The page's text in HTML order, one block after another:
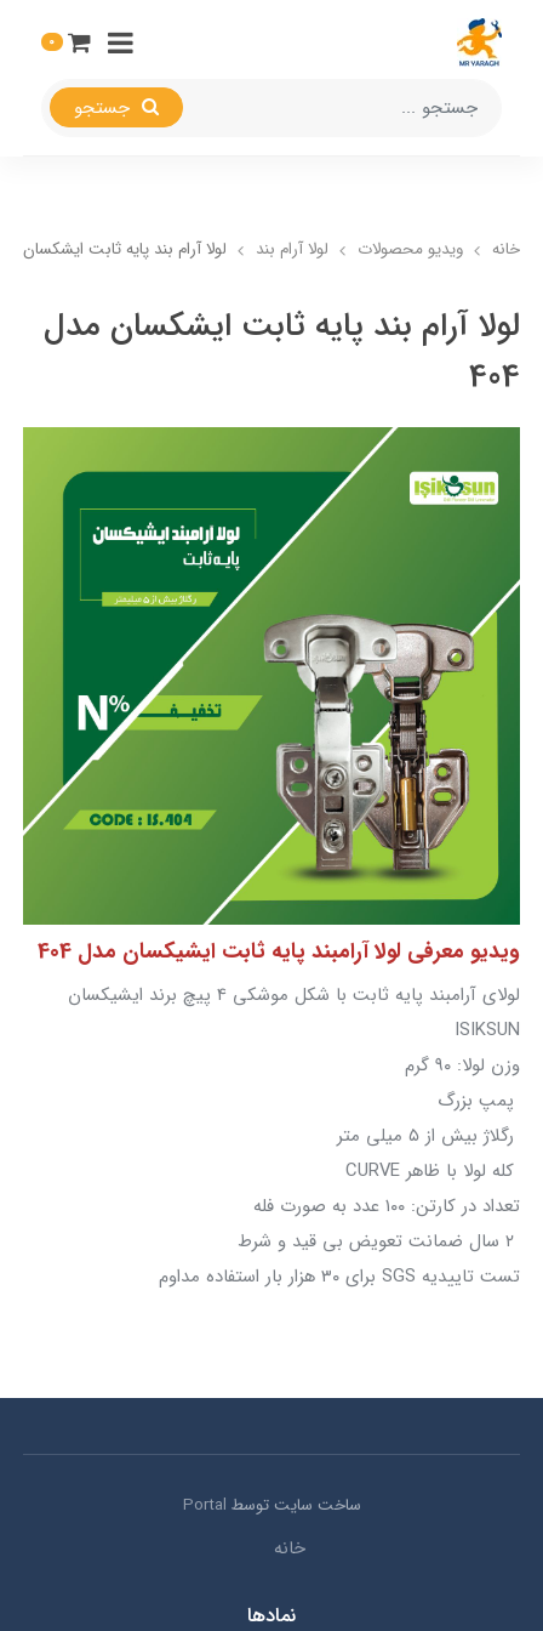
0
خانه ویدیو محصولات لولا آرام بند لولا آرام بند پایه ثابت ایشکسان مدل
لولا آرام بند پایه ثابت ایشکسان مدل
404
ویدیو معرفی لولا آرامبند پایه ثابت ایشیکسان مدل 404
لولای آرامبند پایه ثابت با شکل موشکی ۴ پیچ برند ایشیکسان
ISIKSUN
وزن لولا: ۹۰ گرم
پمپ بزرگ
رگلاژ بیش از ۵ میلی متر
کله لولا با ظاهر CURVE
تعداد در کارتن: ۱۰۰ عدد به صورت فله
تست تاییدیه SGS برای ۳۰ هزار بار استفاده مداوم
ساخت سایت توسط Portal
خانه
نمادها